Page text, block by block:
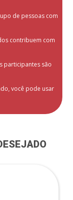
de pessoas com
contribuem com
participantes são
você pode usar